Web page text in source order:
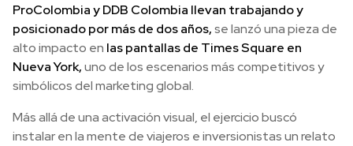
ProColombia y DDB Colombia llevan trabajando y
posicionado por más de dos años,se lanzó una pieza de
alto impacto en las pantallas de Times Square en
Nueva York,uno de los escenarios más competitivos y
simbólicos del marketing global.
Más allá de una activación visual, el ejercicio buscó
instalar en la mente de viajeros e inversionistas un relato